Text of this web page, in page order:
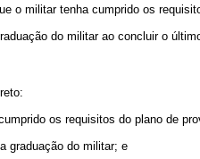
o militar tenha cumprido os
do militar ao concluir o
os requisitos do plano de
graduação do militar; e